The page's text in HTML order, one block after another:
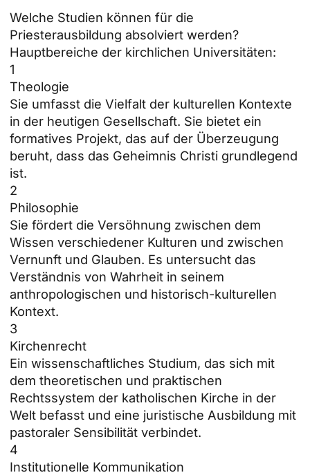
Welche Studien können für die
Priesterausbildung absolviert werden?
Hauptbereiche der kirchlichen Universitäten:
1
Theologie
Sie umfasst die Vielfalt der kulturellen Kontexte
in der heutigen Gesellschaft. Sie bietet ein
formatives Projekt, das auf der Überzeugung
beruht, dass das Geheimnis Christi grundlegend
ist.
2
Philosophie
Sie fördert die Versöhnung zwischen dem
Wissen verschiedener Kulturen und zwischen
Vernunft und Glauben. Es untersucht das
Verständnis von Wahrheit in seinem
anthropologischen und historisch-kulturellen
Kontext.
3
Kirchenrecht
Ein wissenschaftliches Studium, das sich mit
dem theoretischen und praktischen
Rechtssystem der katholischen Kirche in der
Welt befasst und eine juristische Ausbildung mit
pastoraler Sensibilität verbindet.
4
Institutionelle Kommunikation